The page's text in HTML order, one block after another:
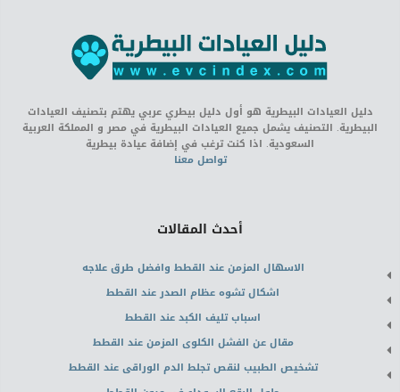
دليل العيادات البيطرية هو أول دليل بيطري عربي يهتم بتصنيف العيادات
البيطرية. التصنيف يشمل جميع العيادات البيطرية في مصر و المملكة العربية
السعودية. اذا كنت ترغب في إضافة عيادة بيطرية
تواصل معنا
أحدث المقالات
الاسهال المزمن عند القطط وافضل طرق علاجه
اشكال تشوه عظام الصدر عند القطط
اسباب تليف الكبد عند القطط
مقال عن الفشل الكلوى المزمن عند القطط
تشخيص الطبيب لنقص تجلط الدم الوراقى عند القطط